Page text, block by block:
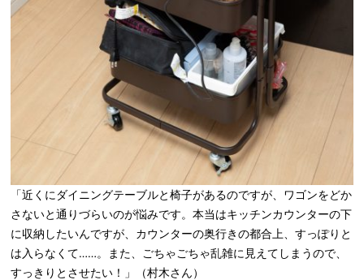
「近くにダイニングテーブルと椅子があるのですが、ワゴンをどか
さないと通りづらいのが悩みです。本当はキッチンカウンターの下
に収納したいんですが、カウンターの奥行きの都合上、すっぽりと
は入らなくて……。また、ごちゃごちゃ乱雑に見えてしまうので、
すっきりとさせたい！」（村木さん）